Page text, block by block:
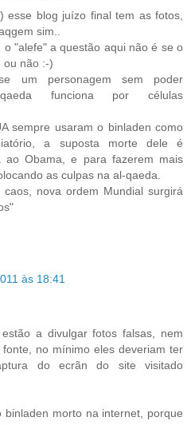
esse blog juízo final tem as fotos,
sim..
"alefe" a questão aqui não é se o
ou não :-)
um personagem sem poder
funciona por células
sempre usaram o binladen como
a suposta morte dele é
ao Obama, e para fazerem mais
as culpas na al-qaeda.
nova ordem Mundial surgirá
às 18:41
a divulgar fotos falsas, nem
no mínimo eles deveriam ter
do ecrãn do site visitado
binladen morto na internet, porque